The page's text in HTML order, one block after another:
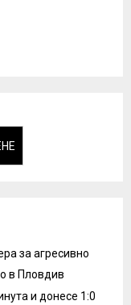
за агресивно
в Пловдив
и донесе 1:0